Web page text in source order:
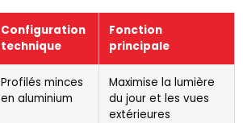
Configuration
technique
Fonction
principale
Profilés minces
en aluminium
Maximise la lumière
du jour et les vues
extérieures